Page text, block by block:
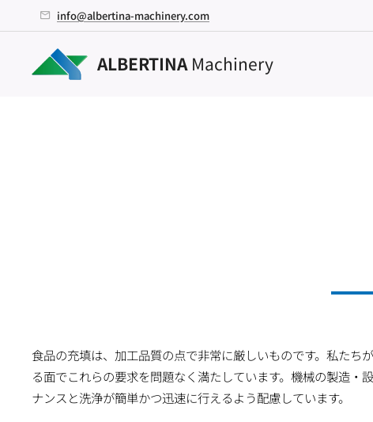
info@albertina-machinery.com
ALBERTINA Machinery
食品の充填は、加工品質の点で非常に厳しいものです。私たち
る面でこれらの要求を問題なく満たしています。機械の製造・
ナンスと洗浄が簡単かつ迅速に行えるよう配慮しています。